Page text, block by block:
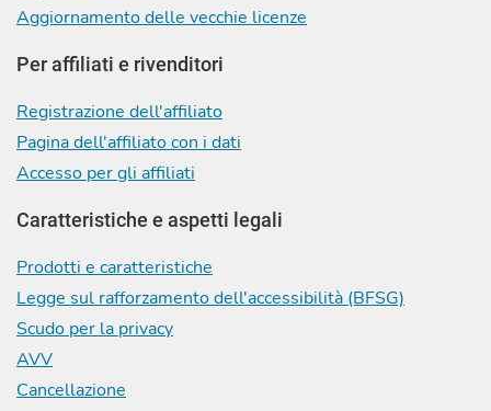
Aggiornamento delle vecchie licenze
Per affiliati e rivenditori
Registrazione dell'affiliato
Pagina dell'affiliato con i dati
Accesso per gli affiliati
Caratteristiche e aspetti legali
Prodotti e caratteristiche
Legge sul rafforzamento dell'accessibilità (BFSG)
Scudo per la privacy
AVV
Cancellazione